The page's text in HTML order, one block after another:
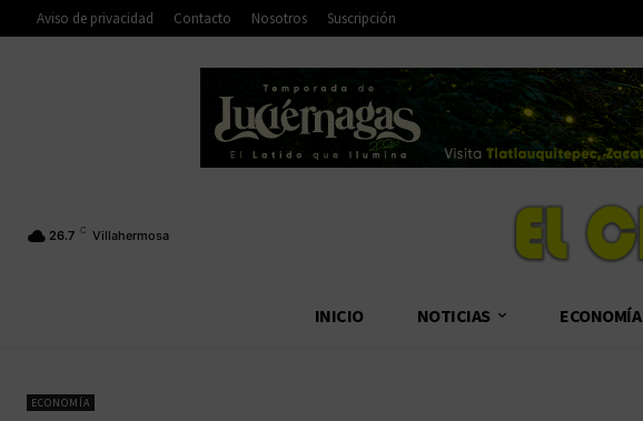
Aviso de privacidad Contacto Nosotros Suscripción
26.7 C Villahermosa
INICIO NOTICIAS ECONOMÍA
ECONOMÍA